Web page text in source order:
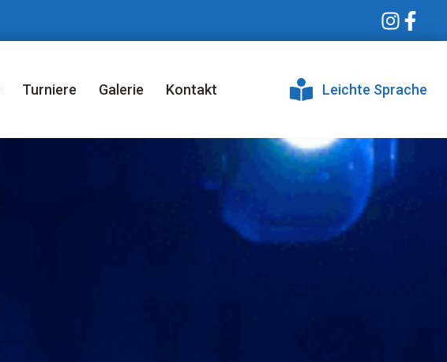
Turniere Galerie Kontakt Leichte Sprache